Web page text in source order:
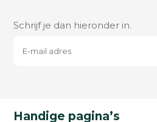
Schrijf je dan hieronder in.
Handige pagina’s